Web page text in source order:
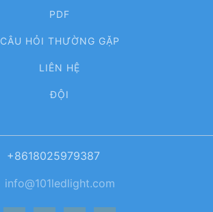
PDF
CÂU HỎI THƯỜNG GẶP
LIÊN HỆ
ĐỘI
+8618025979387
info@101ledlight.com